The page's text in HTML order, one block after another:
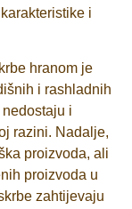
i
hranom je
i rashladnih
i
razini. Nadalje,
proizvoda, ali
proizvoda u
zahtijevaju